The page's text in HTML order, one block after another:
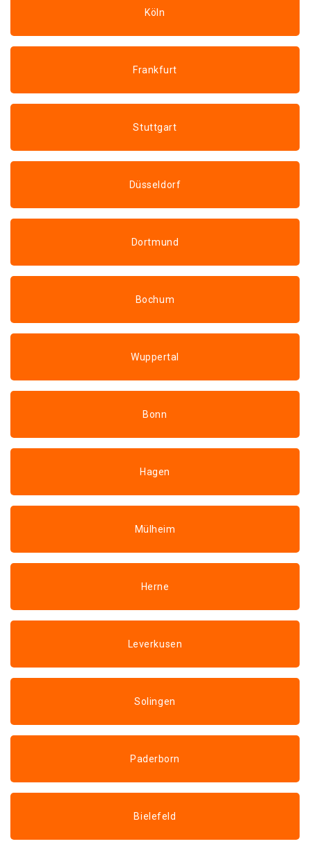
Köln
Frankfurt
Stuttgart
Düsseldorf
Dortmund
Bochum
Wuppertal
Bonn
Hagen
Mülheim
Herne
Leverkusen
Solingen
Paderborn
Bielefeld